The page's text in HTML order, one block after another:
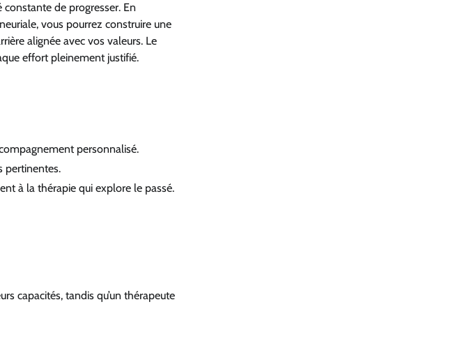
de progresser. En
vous pourrez construire une
alignée avec vos valeurs. Le
effort pleinement justifié.
personnalisé.
pertinentes.
à la thérapie qui explore le passé.
capacités, tandis qu’un thérapeute